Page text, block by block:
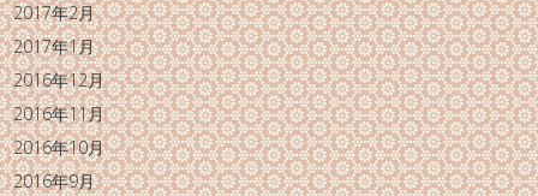
2017年2月
2017年1月
2016年12月
2016年11月
2016年10月
2016年9月